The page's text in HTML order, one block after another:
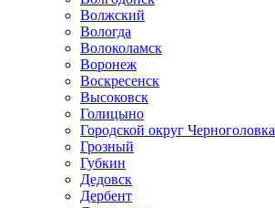
Волжский
Вологда
Волоколамск
Воронеж
Воскресенск
Высоковск
Голицыно
Городской округ Черноголовка
Грозный
Губкин
Дедовск
Дербент